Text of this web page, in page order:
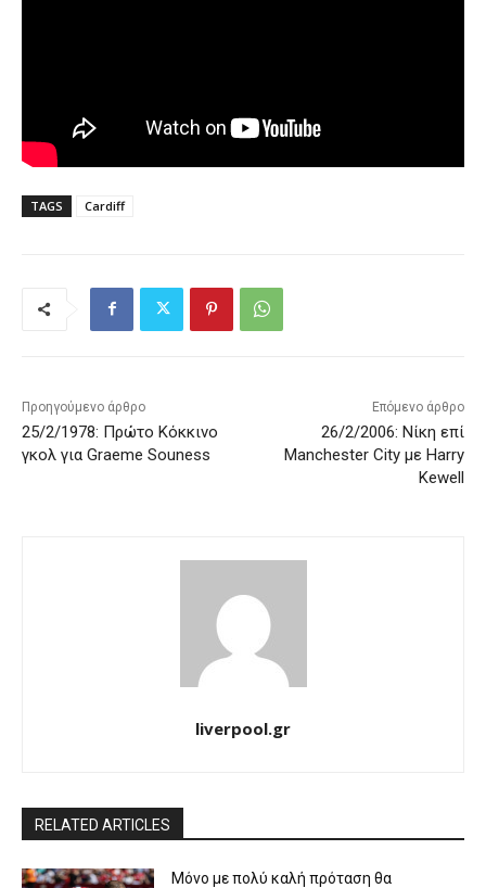
TAGS Cardiff
Προηγούμενο άρθρο
25/2/1978: Πρώτο Κόκκινο
γκολ για Graeme Souness
Επόμενο άρθρο
26/2/2006: Νίκη επί
Manchester City με Harry
Kewell
liverpool.gr
RELATED ARTICLES
Μόνο με πολύ καλή πρόταση θα